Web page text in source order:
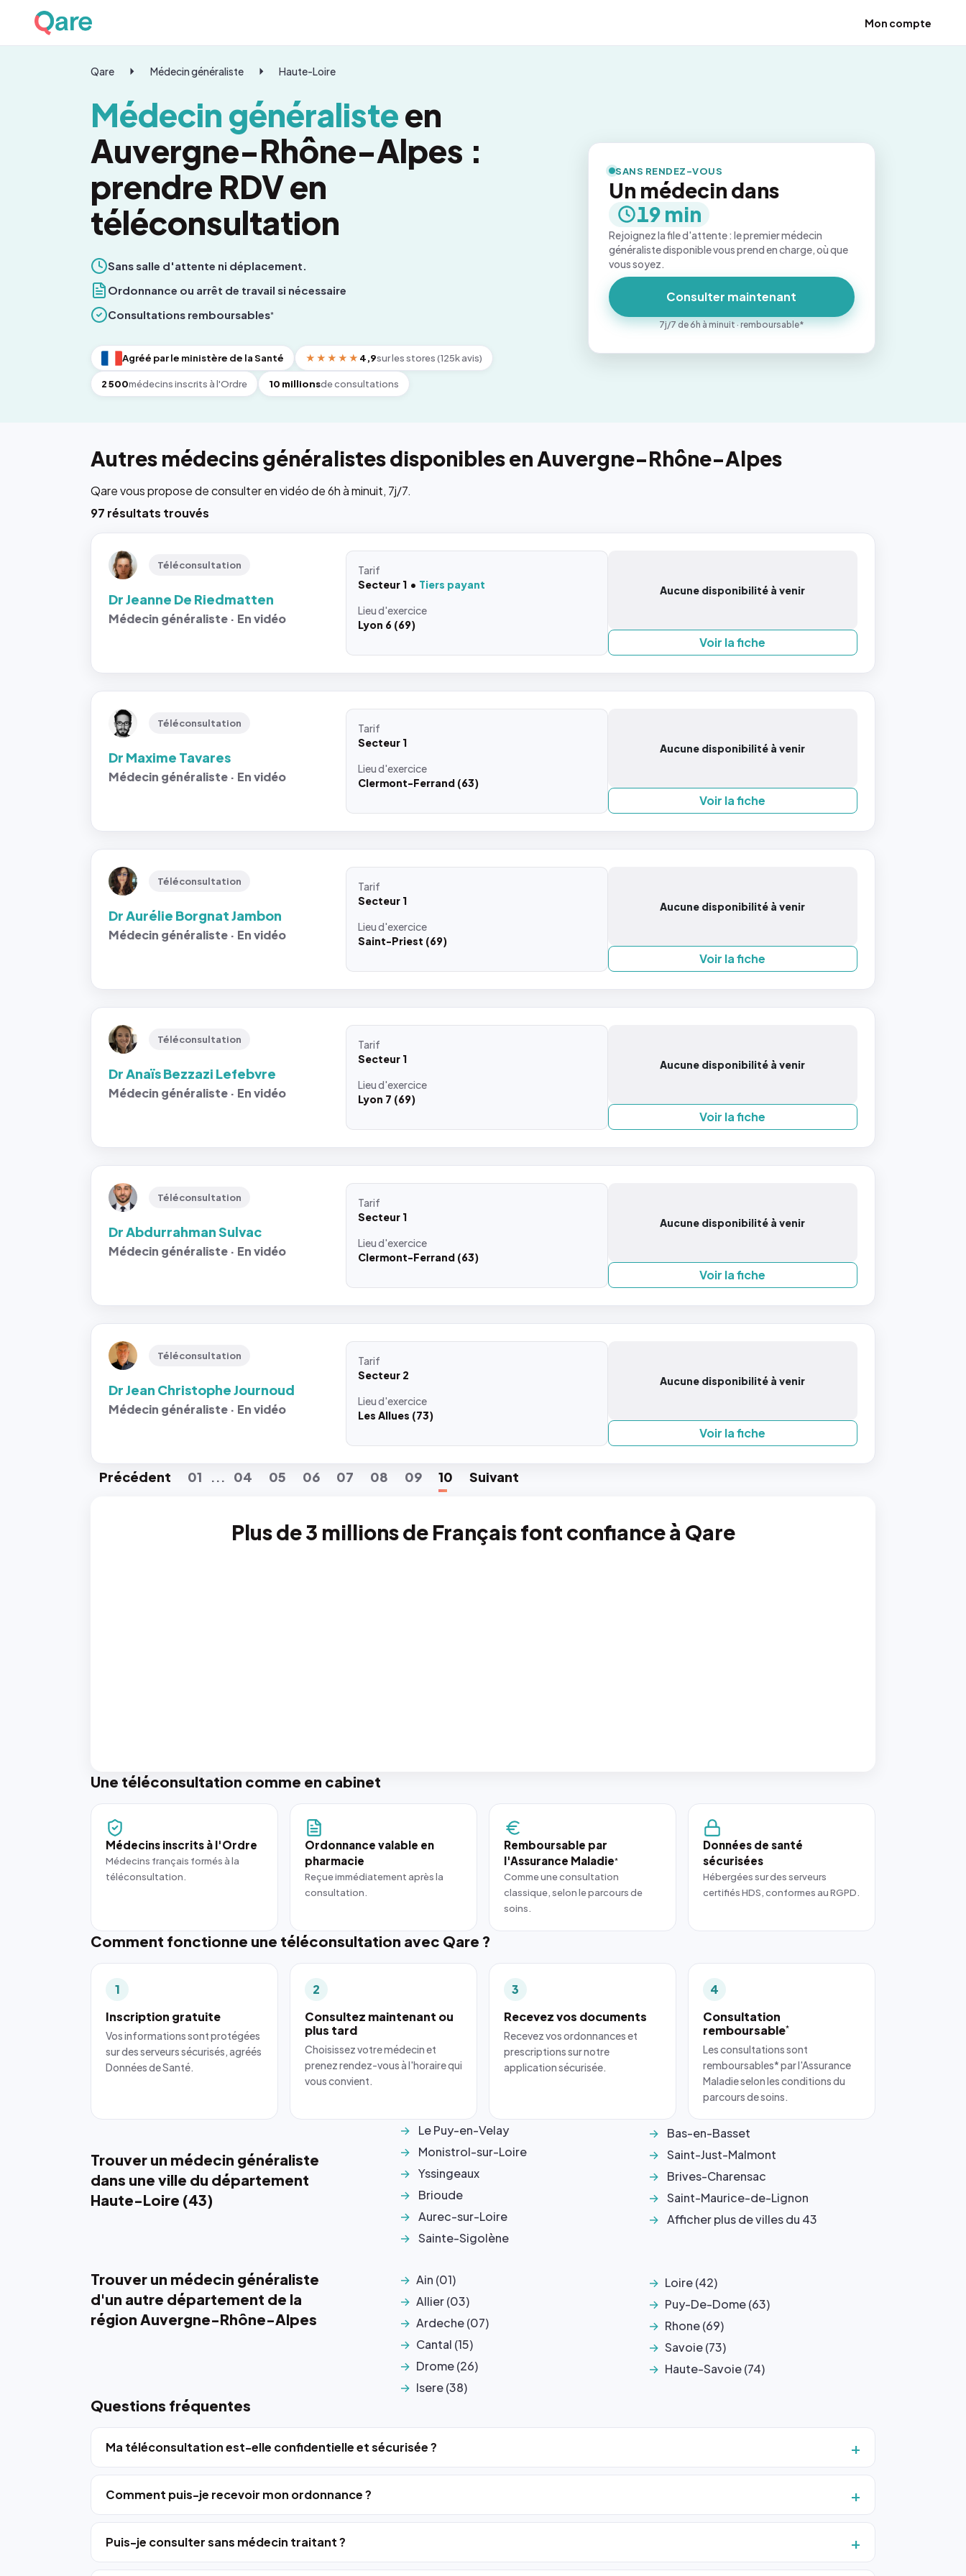
Mon compte
Qare Médecin généraliste Haute-Loire
Médecin généralisteen
Auvergne-Rhône-Alpes :
prendre RDV en
téléconsultation
Sans salle d'attente ni déplacement.
Ordonnance ou arrêt de travail si nécessaire
Consultations remboursables*
Agréé par le ministère de la Santé ★★★★★ 4,9sur les stores (125k avis)
2 500médecins inscrits à l'Ordre 10 millionsde consultations
SANS RENDEZ-VOUS
Un médecin dans
19 min
Rejoignez la file d'attente : le premier médecin
généraliste disponible vous prend en charge, où que
vous soyez.
Consulter maintenant
7j/7 de 6h à minuit · remboursable*
Autres médecins généralistes disponibles en Auvergne-Rhône-Alpes
Qare vous propose de consulter en vidéo de 6h à minuit, 7j/7.
97 résultats trouvés
Téléconsultation
Dr Jeanne De Riedmatten
Médecin généraliste · En vidéo
Tarif
Secteur 1
Tiers payant
Lieud'exercice
Lyon 6 (69)
Aucune disponibilité à venir
Voir la fiche
Téléconsultation
Dr Maxime Tavares
Médecin généraliste · En vidéo
Tarif
Secteur 1
Lieud'exercice
Clermont-Ferrand (63)
Aucune disponibilité à venir
Voir la fiche
Téléconsultation
Dr Aurélie Borgnat Jambon
Médecin généraliste · En vidéo
Tarif
Secteur 1
Lieud'exercice
Saint-Priest (69)
Aucune disponibilité à venir
Voir la fiche
Téléconsultation
Dr Anaïs Bezzazi Lefebvre
Médecin généraliste · En vidéo
Tarif
Secteur 1
Lieud'exercice
Lyon 7 (69)
Aucune disponibilité à venir
Voir la fiche
Téléconsultation
Dr Abdurrahman Sulvac
Médecin généraliste · En vidéo
Tarif
Secteur 1
Lieud'exercice
Clermont-Ferrand (63)
Aucune disponibilité à venir
Voir la fiche
Téléconsultation
Dr Jean Christophe Journoud
Médecin généraliste · En vidéo
Tarif
Secteur 2
Lieud'exercice
Les Allues (73)
Aucune disponibilité à venir
Voir la fiche
Précédent 01 ... 04 05 06 07 08 09 10 Suivant
Plus de 3 millions de Français font confiance à Qare
Une téléconsultation comme en cabinet
Médecins inscrits à l'Ordre
Médecins français formés à la
téléconsultation.
Ordonnance valable en
pharmacie
Reçue immédiatement après la
consultation.
Remboursable par
l'Assurance Maladie*
Comme une consultation
classique, selon le parcours de
soins.
Données de santé
sécurisées
Hébergées sur des serveurs
certifiés HDS, conformes au RGPD.
Comment fonctionne une téléconsultation avec Qare ?
1
Inscription gratuite
Vos informations sont protégées
sur des serveurs sécurisés, agréés
Données de Santé.
2
Consultez maintenant ou
plus tard
Choisissez votre médecin et
prenez rendez-vous à l'horaire qui
vous convient.
3
Recevez vos documents
Recevez vos ordonnances et
prescriptions sur notre
application sécurisée.
4
Consultation
remboursable*
Les consultations sont
remboursables* par l'Assurance
Maladie selon les conditions du
parcours de soins.
Trouver un médecin généraliste
dans une ville du département
Haute-Loire (43)
Le Puy-en-Velay
Monistrol-sur-Loire
Yssingeaux
Brioude
Aurec-sur-Loire
Sainte-Sigolène
Bas-en-Basset
Saint-Just-Malmont
Brives-Charensac
Saint-Maurice-de-Lignon
Afficher plus de villes du 43
Trouver un médecin généraliste
d'un autre département de la
région Auvergne-Rhône-Alpes
Ain (01)
Allier (03)
Ardeche (07)
Cantal (15)
Drome (26)
Isere (38)
Loire (42)
Puy-De-Dome (63)
Rhone (69)
Savoie (73)
Haute-Savoie (74)
Questions fréquentes
Ma téléconsultation est-elle confidentielle et sécurisée ?
Comment puis-je recevoir mon ordonnance ?
Puis-je consulter sans médecin traitant ?